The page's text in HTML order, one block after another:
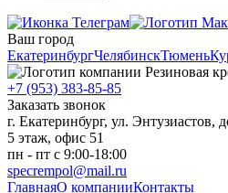
Ваш город
ЕкатеринбургЧелябинскТюмень
+7 (953) 383-85-85
Заказать звонок
г. Екатеринбург, ул. Энтузиастов,
5 этаж, офис 51
пн - пт с 9:00-18:00
specrempol@mail.ru
ГлавнаяО компанииКонтакты